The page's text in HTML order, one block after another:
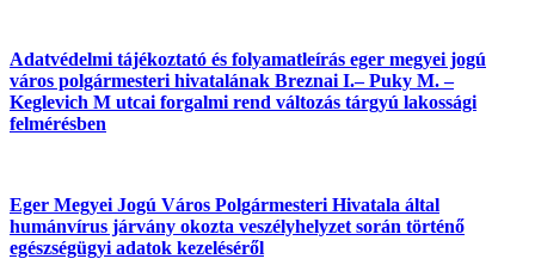
Adatvédelmi tájékoztató és folyamatleírás eger megyei jogú
város polgármesteri hivatalának Breznai I.– Puky M. –
Keglevich M utcai forgalmi rend változás tárgyú lakossági
felmérésben
Eger Megyei Jogú Város Polgármesteri Hivatala által
humánvírus járvány okozta veszélyhelyzet során történő
egészségügyi adatok kezeléséről